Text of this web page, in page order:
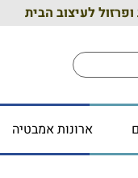
לעיצוב הבית
ארונות אמבטיה